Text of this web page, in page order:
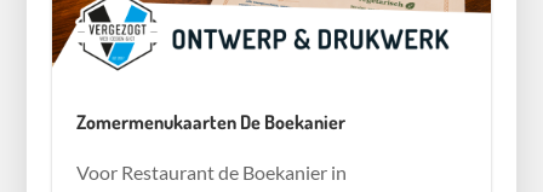
Zomermenukaarten De Boekanier
Voor Restaurant de Boekanier in